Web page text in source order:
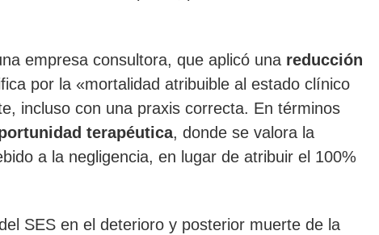
empresa consultora, que aplicó una reducción
por la «mortalidad atribuible al estado clínico
incluso con una praxis correcta. En términos
terapéutica, donde se valora la
a la negligencia, en lugar de atribuir el 100%
SES en el deterioro y posterior muerte de la